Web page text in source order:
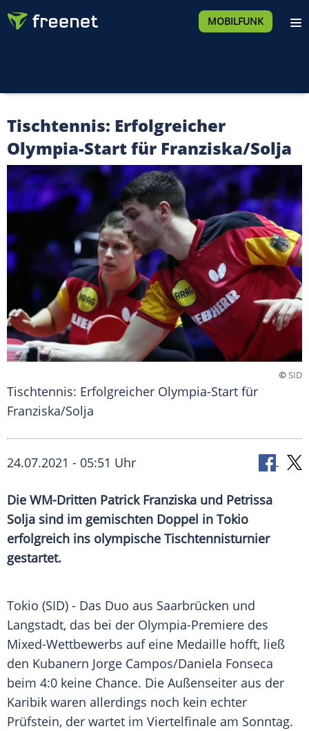
MOBILFUNK
Tischtennis: Erfolgreicher
Olympia-Start für Franziska/Solja
©SID
Tischtennis: Erfolgreicher Olympia-Start für
Franziska/Solja
24.07.2021 - 05:51 Uhr
Die WM-Dritten Patrick Franziska und Petrissa
Solja sind im gemischten Doppel in Tokio
erfolgreich ins olympische Tischtennisturnier
gestartet.
Tokio (SID) - Das Duo aus Saarbrücken und
Langstadt, das bei der Olympia-Premiere des
Mixed-Wettbewerbs auf eine Medaille hofft, ließ
den Kubanern Jorge Campos/Daniela Fonseca
beim 4:0 keine Chance. Die Außenseiter aus der
Karibik waren allerdings noch kein echter
Prüfstein, der wartet im Viertelfinale am Sonntag.